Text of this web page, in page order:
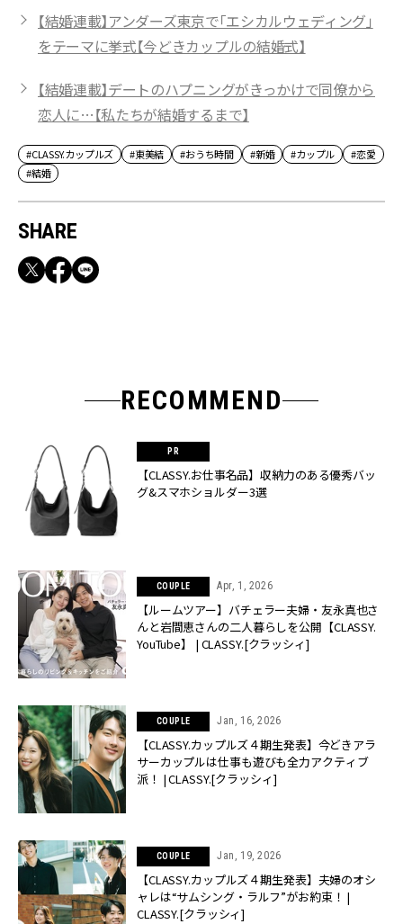
【結婚連載】アンダーズ東京で「エシカルウェディング」
をテーマに挙式【今どきカップルの結婚式】
【結婚連載】デートのハプニングがきっかけで同僚から
恋人に…【私たちが結婚するまで】
#CLASSY.カップルズ #東美結 #おうち時間 #新婚 #カップル
#恋愛
#結婚
SHARE
RECOMMEND
【CLASSY.お仕事名品】収納力のある優秀バッ
グ&スマホショルダー3選
COUPLE Apr, 1, 2026
【ルームツアー】バチェラー夫婦・友永真也さ
んと岩間恵さんの二人暮らしを公開【CLASSY.
YouTube】 | CLASSY.[クラッシィ]
COUPLE Jan, 16, 2026
【CLASSY.カップルズ４期生発表】今どきアラ
サーカップルは仕事も遊びも全力アクティブ
派！ | CLASSY.[クラッシィ]
COUPLE Jan, 19, 2026
【CLASSY.カップルズ４期生発表】夫婦のオシ
ャレは“サムシング・ラルフ”がお約束！ |
CLASSY.[クラッシィ]